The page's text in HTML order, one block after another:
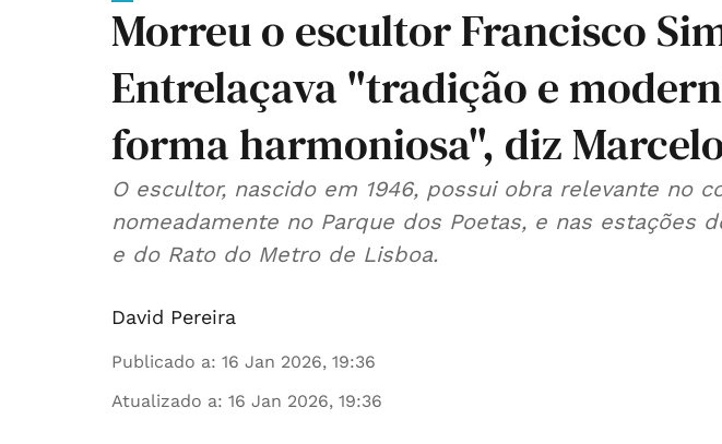
Morreu o escultor Francisco
Entrelaçava "tradição e
forma harmoniosa", diz
O escultor, nascido em 1946, possui obra relevante no
nomeadamente no Parque dos Poetas, e nas estações
e do Rato do Metro de Lisboa.
David Pereira
Publicado a: 16 Jan 2026, 19:36
Atualizado a: 16 Jan 2026, 19:36